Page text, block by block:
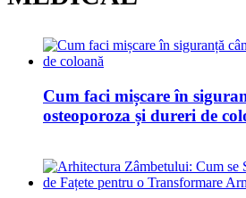
Cum faci mișcare în
osteoporoza și dureri de